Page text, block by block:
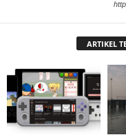
ARTIKEL